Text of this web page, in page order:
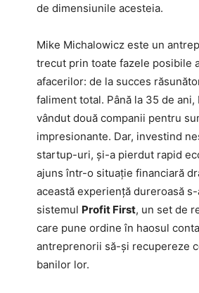
de dimensiunile acesteia.
Mike Michalowicz este un
trecut prin toate fazele posibile
afacerilor: de la succes
faliment total. Până la 35 de ani,
vândut două companii pentru
impresionante. Dar, investind
startup-uri, și-a pierdut rapid
ajuns într-o situație financiară
această experiență dureroasă
sistemul Profit First, un set de
care pune ordine în haosul
antreprenorii să-și recupereze
banilor lor.